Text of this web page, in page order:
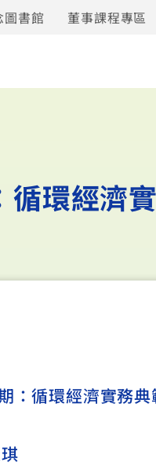
圖書館 董事課程專區
環經濟
：循環經濟實務典